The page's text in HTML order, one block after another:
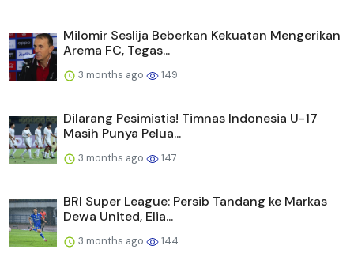
Milomir Seslija Beberkan Kekuatan Mengerikan
Arema FC, Tegas...
3 months ago 149
Dilarang Pesimistis! Timnas Indonesia U-17
Masih Punya Pelua...
3 months ago 147
BRI Super League: Persib Tandang ke Markas
Dewa United, Elia...
3 months ago 144